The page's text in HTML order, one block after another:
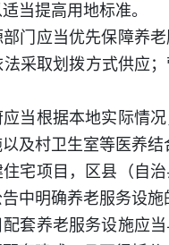
当提高用地标准。
门应当优先保障养
采取划拨方式供应
应当根据本地实际情
及村卫生室等医养
宅项目，区县（自
中明确养老服务设
套养老服务设施应